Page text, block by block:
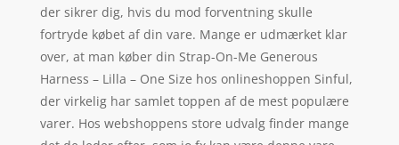
der sikrer dig, hvis du mod forventning skulle
fortryde købet af din vare. Mange er udmærket klar
over, at man køber din Strap-On-Me Generous
Harness – Lilla – One Size hos onlineshoppen Sinful,
der virkelig har samlet toppen af de mest populære
varer. Hos webshoppens store udvalg finder mange